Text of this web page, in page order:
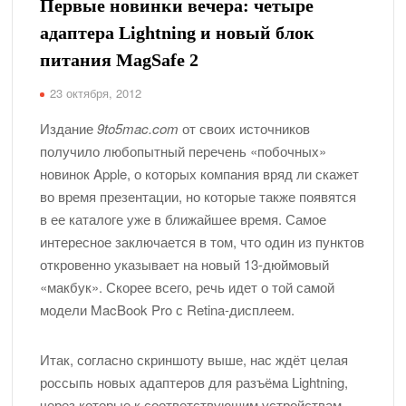
Первые новинки вечера: четыре
адаптера Lightning и новый блок
питания MagSafe 2
23 октября, 2012
Издание9to5mac.com от своих источников
получило любопытный перечень «побочных»
новинок Apple, о которых компания вряд ли скажет
во время презентации, но которые также появятся
в ее каталоге уже в ближайшее время. Самое
интересное заключается в том, что один из пунктов
откровенно указывает на новый 13-дюймовый
«макбук». Скорее всего, речь идет о той самой
модели MacBook Pro с Retina-дисплеем.
Итак, согласно скриншоту выше, нас ждёт целая
россыпь новых адаптеров для разъёма Lightning,